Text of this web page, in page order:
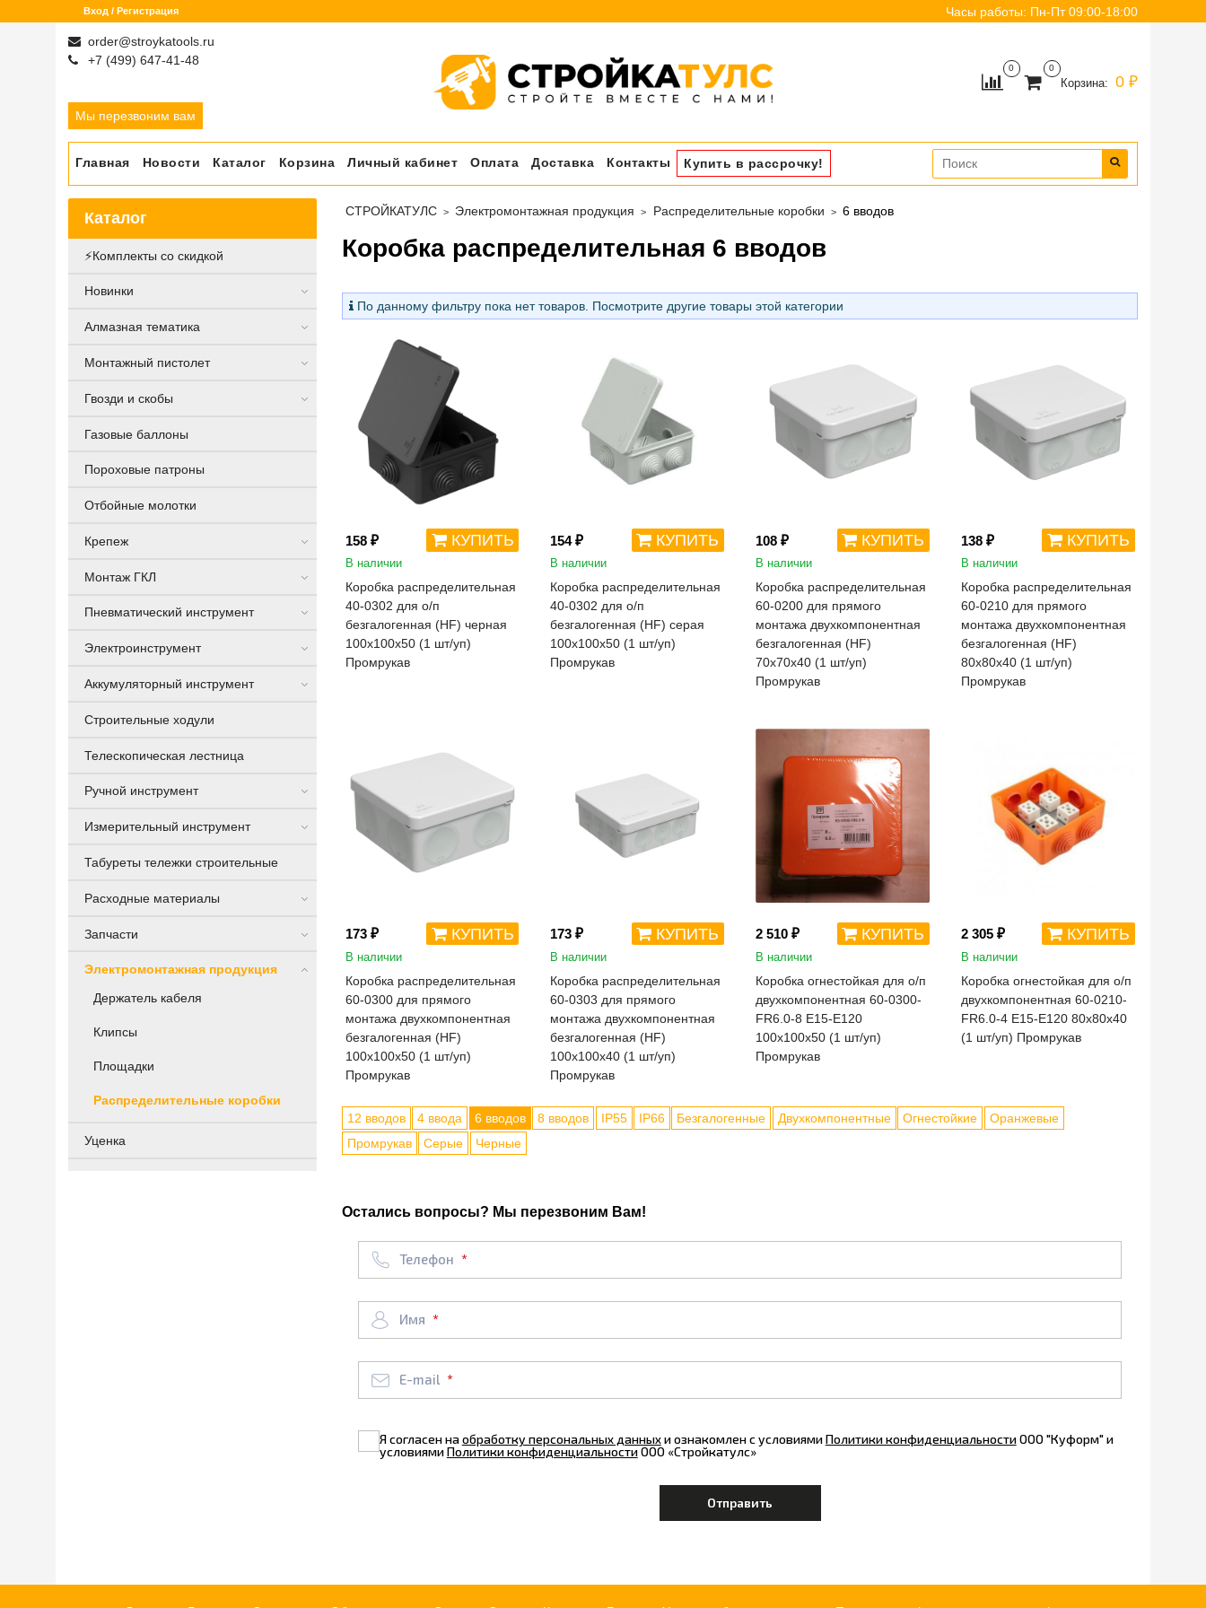
Вход / Регистрация Часы работы: Пн-Пт 09:00-18:00
order@stroykatools.ru
+7 (499) 647-41-48
Мы перезвоним вам
0 0
Корзина: 0 ₽
Главная Новости Каталог Корзина Личный кабинет Оплата Доставка Контакты Купить в рассрочку!
СТРОЙКАТУЛС Электромонтажная продукция Распределительные коробки 6 вводов
Коробка распределительная 6 вводов
По данному фильтру пока нет товаров. Посмотрите другие товары этой категории
158 ₽ КУПИТЬ
В наличии
Коробка распределительная
40-0302 для о/п
безгалогенная (HF) черная
100х100х50 (1 шт/уп)
Промрукав
154 ₽ КУПИТЬ
В наличии
Коробка распределительная
40-0302 для о/п
безгалогенная (HF) серая
100х100х50 (1 шт/уп)
Промрукав
108 ₽ КУПИТЬ
В наличии
Коробка распределительная
60-0200 для прямого
монтажа двухкомпонентная
безгалогенная (HF)
70х70х40 (1 шт/уп)
Промрукав
138 ₽ КУПИТЬ
В наличии
Коробка распределительная
60-0210 для прямого
монтажа двухкомпонентная
безгалогенная (HF)
80х80х40 (1 шт/уп)
Промрукав
173 ₽ КУПИТЬ
В наличии
Коробка распределительная
60-0300 для прямого
монтажа двухкомпонентная
безгалогенная (HF)
100х100х50 (1 шт/уп)
Промрукав
173 ₽ КУПИТЬ
В наличии
Коробка распределительная
60-0303 для прямого
монтажа двухкомпонентная
безгалогенная (HF)
100х100х40 (1 шт/уп)
Промрукав
2 510 ₽ КУПИТЬ
В наличии
Коробка огнестойкая для о/п
двухкомпонентная 60-0300-
FR6.0-8 Е15-Е120
100х100х50 (1 шт/уп)
Промрукав
2 305 ₽ КУПИТЬ
В наличии
Коробка огнестойкая для о/п
двухкомпонентная 60-0210-
FR6.0-4 Е15-Е120 80х80х40
(1 шт/уп) Промрукав
12 вводов 4 ввода 6 вводов 8 вводов IP55 IP66 Безгалогенные Двухкомпонентные Огнестойкие
Оранжевые
Промрукав
Серые Черные
Остались вопросы? Мы перезвоним Вам!
Телефон
Имя
E-mail
Я согласен наобработку персональных данныхи ознакомлен с условиямиПолитики конфиденциальностиООО "Куформ" и
условиямиПолитики конфиденциальностиООО «Стройкатулс»
Каталог
⚡️Комплекты со скидкой
Новинки
Алмазная тематика
Монтажный пистолет
Гвозди и скобы
Газовые баллоны
Пороховые патроны
Отбойные молотки
Крепеж
Монтаж ГКЛ
Пневматический инструмент
Электроинструмент
Аккумуляторный инструмент
Строительные ходули
Телескопическая лестница
Ручной инструмент
Измерительный инструмент
Табуреты тележки строительные
Расходные материалы
Запчасти
Электромонтажная продукция
Держатель кабеля
Клипсы
Площадки
Распределительные коробки
Уценка